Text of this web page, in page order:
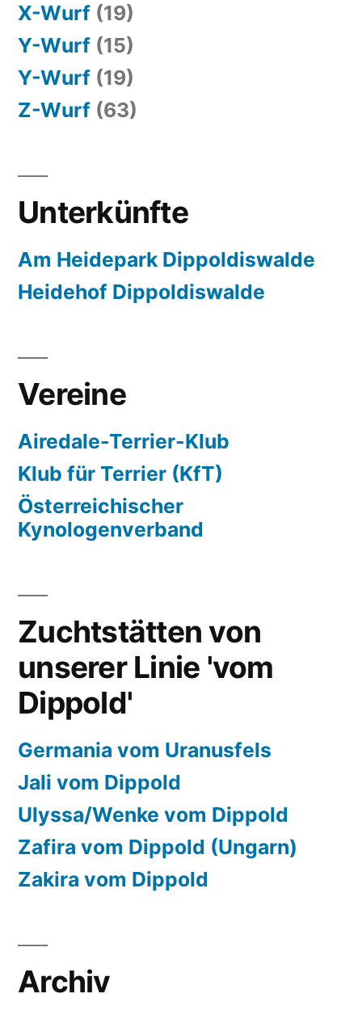
X-Wurf (19)
Y-Wurf (15)
Y-Wurf (19)
Z-Wurf (63)
Unterkünfte
Am Heidepark Dippoldiswalde
Heidehof Dippoldiswalde
Vereine
Airedale-Terrier-Klub
Klub für Terrier (KfT)
Österreichischer
Kynologenverband
Zuchtstätten von
unserer Linie 'vom
Dippold'
Germania vom Uranusfels
Jali vom Dippold
Ulyssa/Wenke vom Dippold
Zafira vom Dippold (Ungarn)
Zakira vom Dippold
Archiv